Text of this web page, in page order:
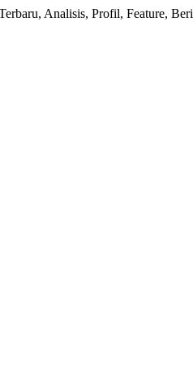
Analisis, Profil, Feature,